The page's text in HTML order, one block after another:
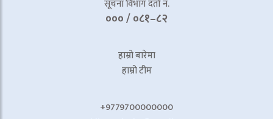
सूचना विभाग दर्ता नं.
००० / ०८१–८२
हाम्रो बारेमा
हाम्रो टीम
+9779700000000